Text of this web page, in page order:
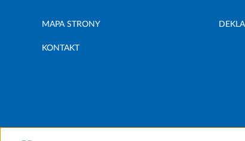
MAPA STRONY
KONTAKT